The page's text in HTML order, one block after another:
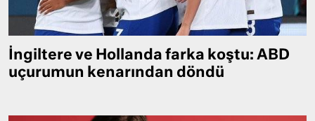
İngiltere ve Hollanda farka koştu: ABD
uçurumun kenarından döndü